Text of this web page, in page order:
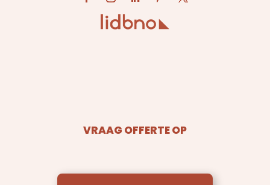
VRAAG OFFERTE OP